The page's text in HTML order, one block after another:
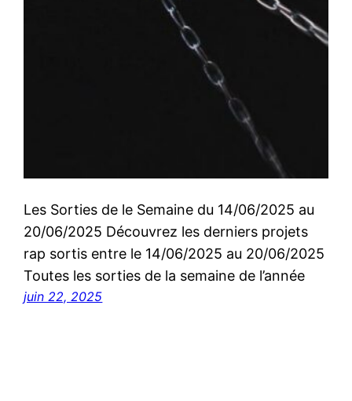
Les Sorties de le Semaine du 14/06/2025 au
20/06/2025 Découvrez les derniers projets
rap sortis entre le 14/06/2025 au 20/06/2025
Toutes les sorties de la semaine de l’année
juin 22, 2025